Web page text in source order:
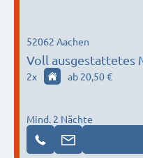
Voll ausgestattetes
was ein Monteur
52062 Aachen
2x ab 20,50 €
Mind. 2 Nächte